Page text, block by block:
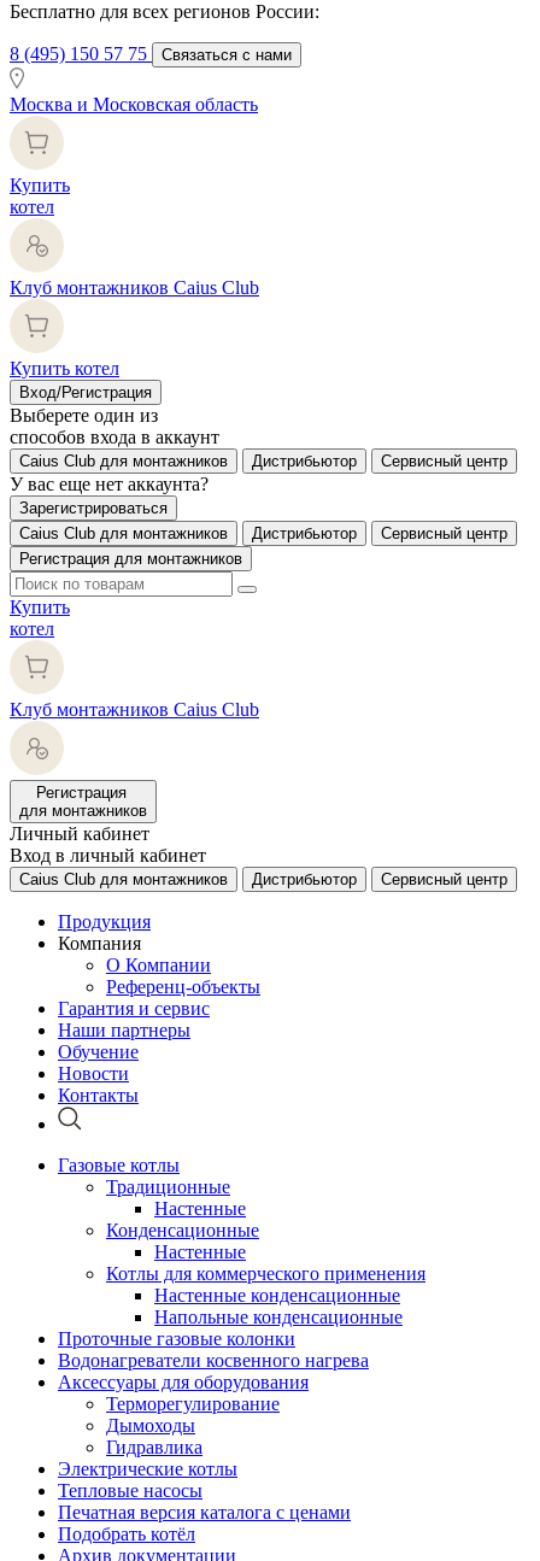
Бесплатно для всех регионов России:
8 (495) 150 57 75 Связаться с нами
Москва и Московская область
Купить
котел
Клуб монтажников Caius Club
Купить котел
Вход/Регистрация
Выберете один из
способов входа в аккаунт
Caius Club для монтажников Дистрибьютор Сервисный центр
У вас еще нет аккаунта?
Зарегистрироваться
Caius Club для монтажников
Дистрибьютор
Сервисный центр
Регистрация для монтажников
Купить
котел
Клуб монтажников Caius Club
Регистрация
для монтажников
Личный кабинет
Вход в личный кабинет
Caius Club для монтажников Дистрибьютор Сервисный центр
Продукция
Компания
О Компании
Референц-объекты
Гарантия и сервис
Наши партнеры
Обучение
Новости
Контакты
Газовые котлы
Традиционные
Настенные
Конденсационные
Настенные
Котлы для коммерческого применения
Настенные конденсационные
Напольные конденсационные
Проточные газовые колонки
Водонагреватели косвенного нагрева
Аксессуары для оборудования
Терморегулирование
Дымоходы
Гидравлика
Электрические котлы
Тепловые насосы
Печатная версия каталога с ценами
Подобрать котёл
Архив документации